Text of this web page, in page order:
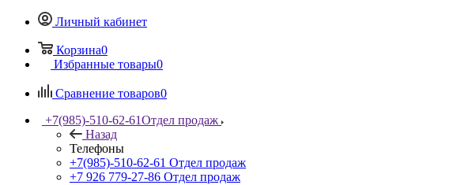
Личный кабинет
Корзина0
Избранные товары0
Сравнение товаров0
+7(985)-510-62-61Отдел продаж
Назад
Телефоны
+7(985)-510-62-61 Отдел продаж
‪+7 926 779-27-86‬ Отдел продаж